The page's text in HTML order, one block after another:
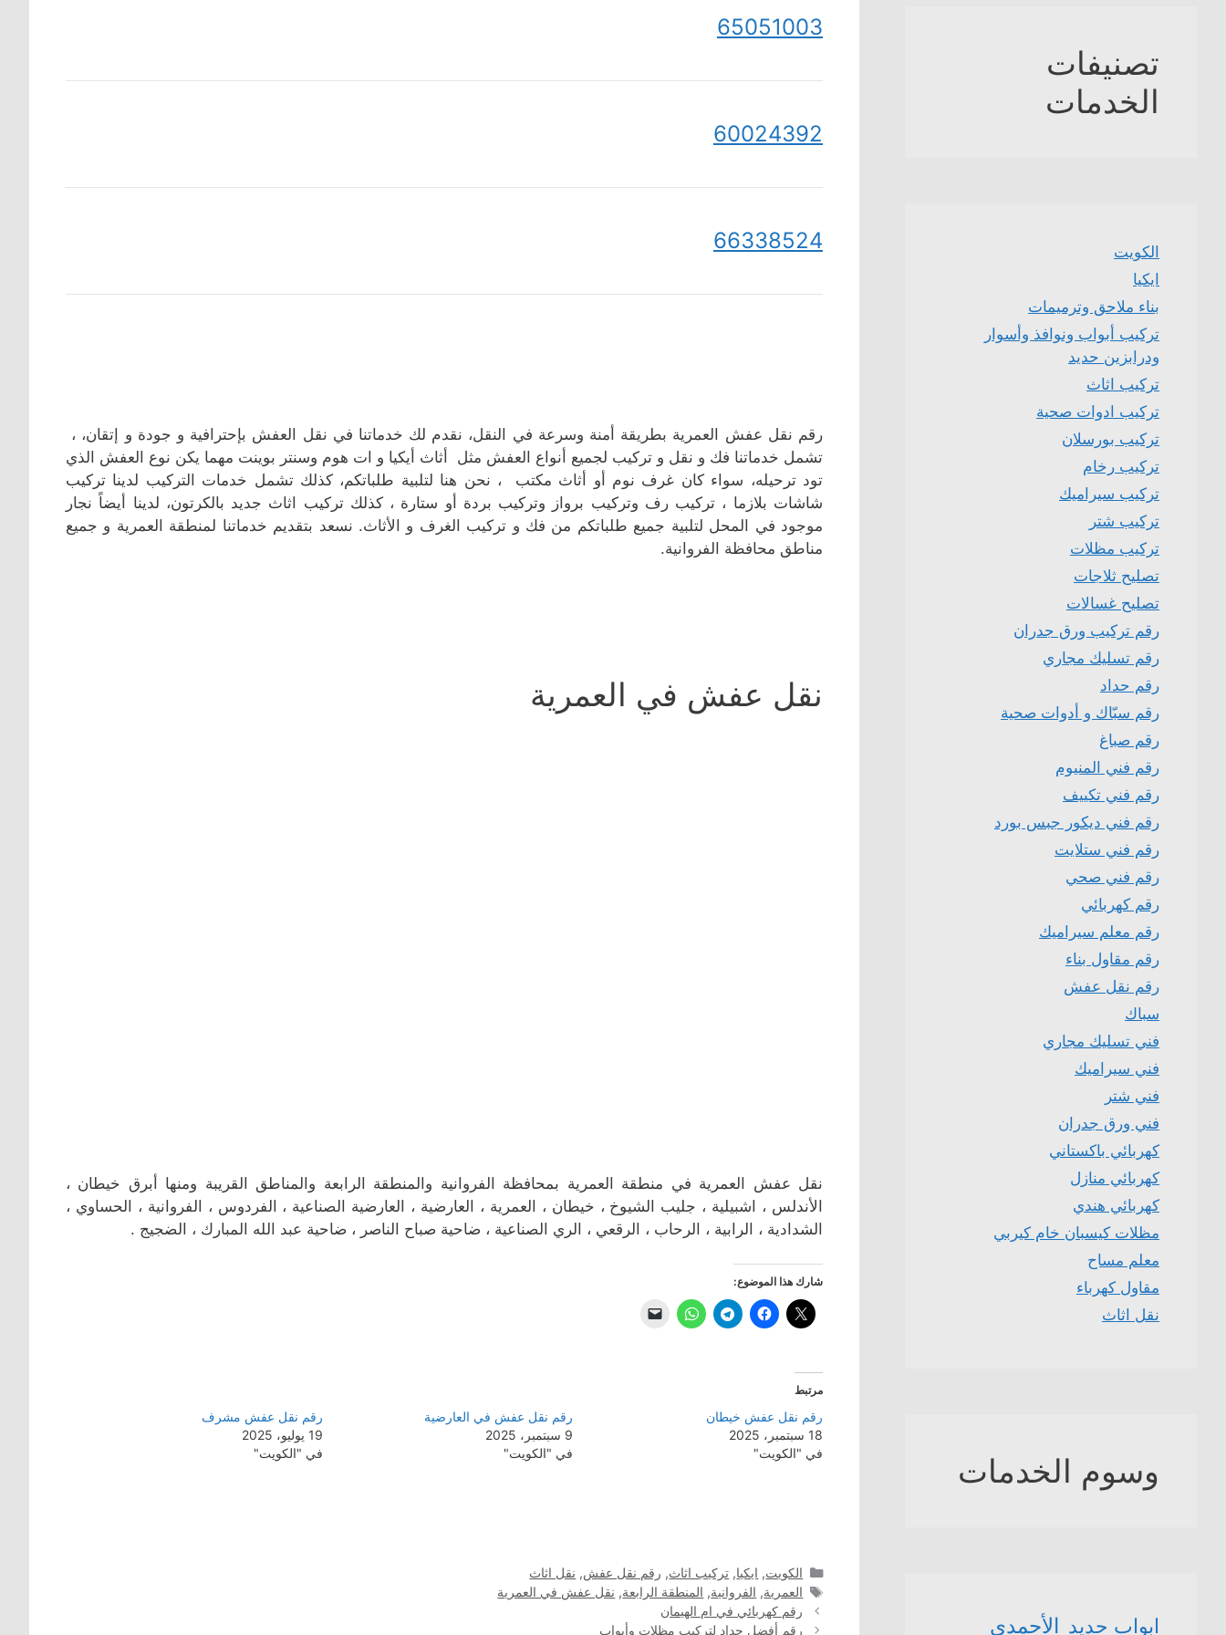
65051003
60024392
66338524
رقم نقل عفش العمرية بطريقة أمنة وسرعة في النقل، نقدم لك خدماتنا في نقل العفش بإحترافية و جودة و إتقان، ،
تشمل خدماتنا فك و نقل و تركيب لجميع أنواع العفش مثل أثاث أيكيا و ات هوم وسنتر بوينت مهما يكن نوع العفش الذي
تود ترحيله، سواء كان غرف نوم أو أثاث مكتب ، نحن هنا لتلبية طلباتكم، كذلك تشمل خدمات التركيب لدينا تركيب
شاشات بلازما ، تركيب رف وتركيب برواز وتركيب بردة أو ستارة ، كذلك تركيب اثاث جديد بالكرتون، لدينا أيضاً نجار
موجود في المحل لتلبية جميع طلباتكم من فك و تركيب الغرف و الأثاث. نسعد بتقديم خدماتنا لمنطقة العمرية و جميع
مناطق محافظة الفروانية.
نقل عفش في العمرية
نقل عفش العمرية في منطقة العمرية بمحافظة الفروانية والمنطقة الرابعة والمناطق القريبة ومنها أبرق خيطان ،
الأندلس ، اشبيلية ، جليب الشيوخ ، خيطان ، العمرية ، العارضية ، العارضية الصناعية ، الفردوس ، الفروانية ، الحساوي ،
الشدادية ، الرابية ، الرحاب ، الرقعي ، الري الصناعية ، ضاحية صباح الناصر ، ضاحية عبد الله المبارك ، الضجيج .
شارك هذا الموضوع:
مرتبط
رقم نقل عفش خيطان
18 سبتمبر، 2025
في "الكويت"
رقم نقل عفش في العارضية
9 سبتمبر، 2025
في "الكويت"
رقم نقل عفش مشرف
19 يوليو، 2025
في "الكويت"
التصنيفات
الكويت, ايكيا, تركيب اثاث, رقم نقل عفش, نقل اثاث
الوسوم
العمرية, الفروانية, المنطقة الرابعة, نقل عفش في العمرية
رقم كهربائي في ام الهيمان
رقم أفضل حداد لتركيب مظلات وأبواب
تصنيفات
الخدمات
الكويت
ايكيا
بناء ملاحق وترميمات
تركيب أبواب ونوافذ وأسوار
ودرابزين حديد
تركيب اثاث
تركيب ادوات صحية
تركيب بورسلان
تركيب رخام
تركيب سيراميك
تركيب شتر
تركيب مظلات
تصليح ثلاجات
تصليح غسالات
رقم تركيب ورق جدران
رقم تسليك مجاري
رقم حداد
رقم سبّاك و أدوات صحية
رقم صباغ
رقم فني المنيوم
رقم فني تكييف
رقم فني ديكور جبس بورد
رقم فني ستلايت
رقم فني صحي
رقم كهربائي
رقم معلم سيراميك
رقم مقاول بناء
رقم نقل عفش
سباك
فني تسليك مجاري
فني سيراميك
فني شتر
فني ورق جدران
كهربائي باكستاني
كهربائي منازل
كهربائي هندي
مظلات كيسبان خام كيربي
معلم مساح
مقاول كهرباء
نقل اثاث
وسوم الخدمات
ابواب حديد الأحمدي